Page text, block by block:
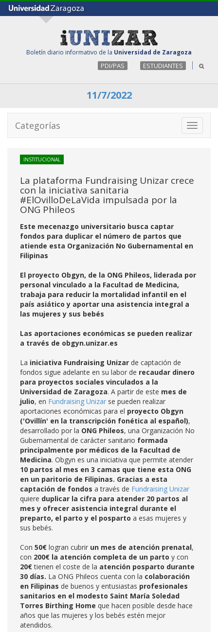
Boletín diario informativo de la Universidad de Zaragoza
PDI/PAS ESTUDIANTES
11/7/2022
Toggle
Categorías
INSTITUCIONAL
La plataforma Fundraising Unizar crece
con la iniciativa sanitaria
#ElOvilloDeLaVida impulsada por la
ONG Phileos
Este mecenazgo universitario busca captar
fondos para duplicar el número de partos que
atiende esta Organización No Gubernamental en
Filipinas
El proyecto Obgyn, de la ONG Phileos, liderada por
personal vinculado a la Facultad de Medicina,
trabaja para reducir la mortalidad infantil en el
país asiático y aportar una asistencia integral a
las mujeres y sus bebés
Las aportaciones económicas se pueden realizar
a través de obgyn.unizar.es
La iniciativa Fundraising Unizar de captación de
fondos sigue adelante en su labor de recaudar dinero
para proyectos sociales vinculados a la
Universidad de Zaragoza. A partir de este mes de
julio, en Fundraising Unizar se pueden realizar
aportaciones económicas para el proyecto Obgyn
('Ovillín' en la transcripción fonética al español),
desarrollado por la ONG Phileos, una Organización No
Gubernamental de carácter sanitario formada
principalmente por médicos de la Facultad de
Medicina. Obgyn es una iniciativa que permite atender
10 partos al mes en 3 camas que tiene esta ONG
en un paritorio de Filipinas. Gracias a esta
captación de fondos a través de Fundraising Unizar
quiere duplicar la cifra para atender 20 partos al
mes y ofrecer asistencia integral durante el
preparto, el parto y el posparto a esas mujeres y
sus bebés.
Con 50€ logran cubrir un mes de atención prenatal,
con 200€ la atención completa de un parto y con
20€tienen el coste de la atención posparto durante
30 días. La ONG Phileos cuenta con la colaboración
en Filipinas de buenos y entusiastas profesionales
sanitarios en el modesto Saint María Soledad
Torres Birthing Home que hacen posible desde hace
años que las mujeres y los bebés estén mejor
atendidos.